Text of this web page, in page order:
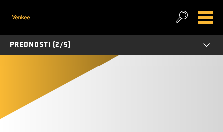
PREDNOSTI (2/5)